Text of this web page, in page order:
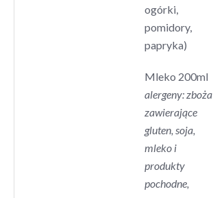
ogórki,
pomidory,
papryka)
Mleko 200ml
alergeny: zboża
zawierające
gluten, soja,
mleko i
produkty
pochodne,